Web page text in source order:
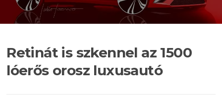
Retinát is szkennel az 1500
lóerős orosz luxusautó